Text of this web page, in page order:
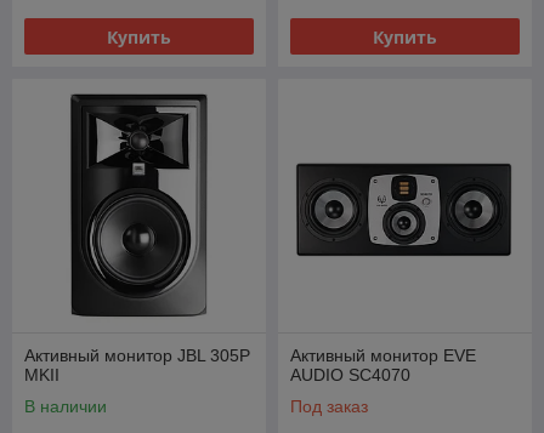
Купить Купить
Активный монитор JBL 305P
MKII
В наличии
Активный монитор EVE
AUDIO SC4070
Под заказ